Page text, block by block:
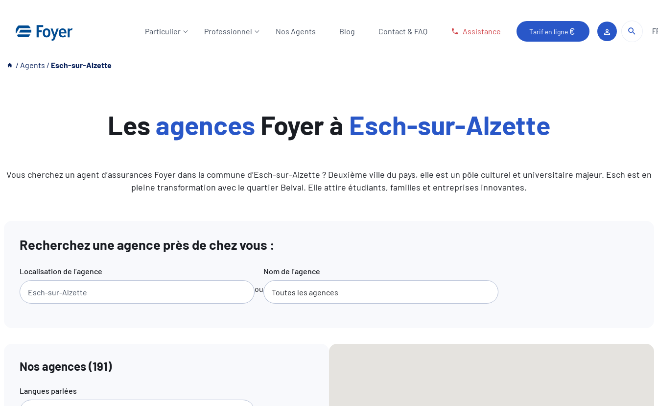
contenu
Particulier Professionnel Nos Agents Blog Contact & FAQ Assistance Tarif en ligne
Espace client
__ / Agents / Esch-sur-Alzette
Les agences Foyer à Esch-sur-Alzette
Vous cherchez un agent d’assurances Foyer dans la commune d’Esch-sur-Alzette ? Deuxième ville du pays, elle est un pôle culturel et universitaire majeur. Esch est en
pleine transformation avec le quartier Belval. Elle attire étudiants, familles et entreprises innovantes.
Recherchez une agence près de chez vous :
Localisation de l’agence
ou
Nom de l’agence
Nos agences(191)
Langues parlées